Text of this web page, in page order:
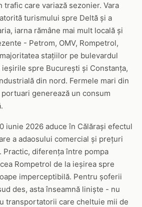
trafic care variază sezonier. Vara
turismului spre Deltă și a
iarna rămâne mai mult locală și
- Petrom, OMV, Rompetrol,
stațiilor pe bulevardul
spre București și Constanța,
din nord. Fermele mari din
generează un consum
iunie 2026 aduce în Călărași efectul
a adaosului comercial și prețuri
diferența între pompa
Rompetrol de la ieșirea spre
imperceptibilă. Pentru șoferii
des, asta înseamnă liniște - nu
transportatorii care cheltuie mii de